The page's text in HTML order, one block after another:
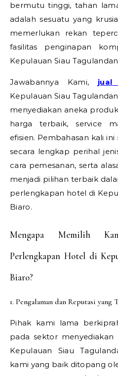
bermutu tinggi, tahan
adalah sesuatu yang
memerlukan rekan
fasilitas penginapan
Kepulauan Siau
Jawabannya Kami, jual
Kepulauan Siau
menyediakan aneka
harga terbaik, service
efisien. Pembahasan kali
secara lengkap perihal
cara pemesanan, serta
menjadi pilihan terbaik
perlengkapan hotel di
Biaro.
Mengapa Memilih
Perlengkapan Hotel di
Biaro?
1. Pengalaman dan Reputasi yang
Pihak kami lama
pada sektor
Kepulauan Siau
kami yang baik ditopang